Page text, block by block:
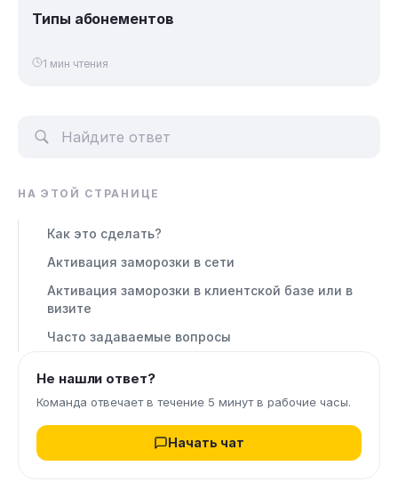
Типы абонементов
1 мин чтения
НА ЭТОЙ СТРАНИЦЕ
Как это сделать?
Активация заморозки в сети
Активация заморозки в клиентской базе или в
визите
Часто задаваемые вопросы
Не нашли ответ?
Команда отвечает в течение 5 минут в рабочие часы.
Начать чат